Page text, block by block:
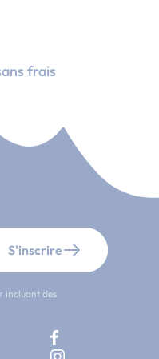
frais
S'inscrire
incluant des